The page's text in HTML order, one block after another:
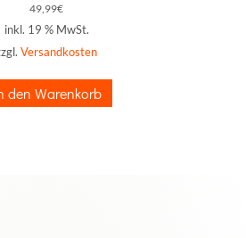
49,99€
inkl. 19 % MwSt.
Versandkosten
den Warenkorb